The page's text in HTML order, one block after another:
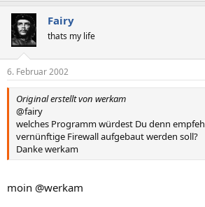
Fairy
thats my life
6. Februar 2002
Original erstellt von werkam
@fairy
welches Programm würdest Du denn
vernünftige Firewall aufgebaut werden soll?
Danke werkam
moin @werkam